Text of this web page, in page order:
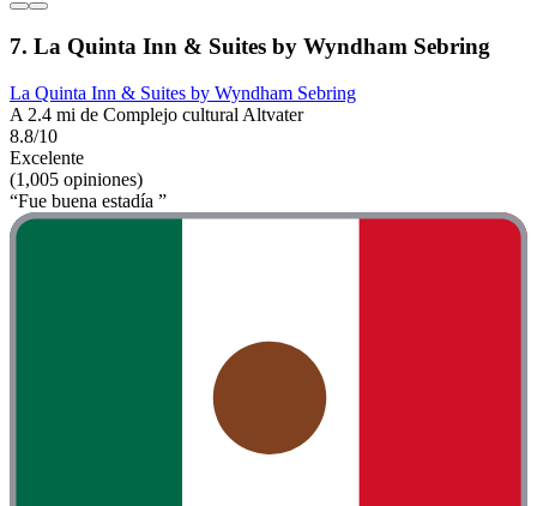
7. La Quinta Inn & Suites by Wyndham Sebring
La Quinta Inn & Suites by Wyndham Sebring
A 2.4 mi de Complejo cultural Altvater
8.8/10
Excelente
(1,005 opiniones)
“Fue buena estadía ”